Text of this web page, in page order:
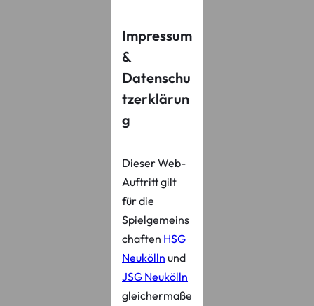
Impressum
&
Datenschu
tzerklärun
g
Dieser Web-
Auftritt gilt
für die
Spielgemeins
chaften HSG
Neukölln und
JSG Neukölln
gleichermaße